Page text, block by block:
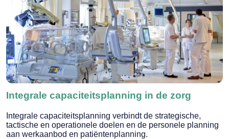
Integrale capaciteitsplanning in de zorg
Integrale capaciteitsplanning verbindt de strategische,
tactische en operationele doelen en de personele planning
aan werkaanbod en patiëntenplanning.